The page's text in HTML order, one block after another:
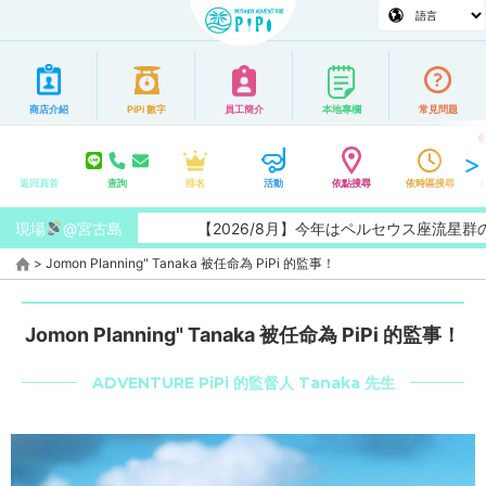
商店介紹 PiPi 數字 員工簡介 本地專欄 常見問題
返回頁首 查詢 排名 活動 依點搜尋 依時區搜尋
現場 @宮古島 【2026/8月】今年はペルセウス座流星群の特
> Jomon Planning" Tanaka 被任命為 PiPi 的監事！
Jomon Planning" Tanaka 被任命為 PiPi 的監事！
ADVENTURE PiPi 的監督人 Tanaka 先生